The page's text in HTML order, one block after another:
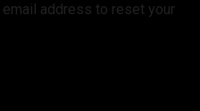
address to reset your